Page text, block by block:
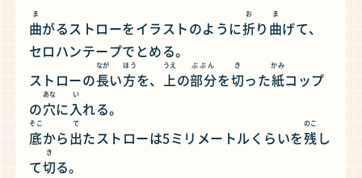
曲
ま
がるストローをイラストのように折
お
り 曲
ま
げて、
セロハンテープでとめる。
ストローの長
なが
い方
ほう
を、 上
うえ
の部分
ぶぶん
を切
き
った紙
かみ
コップ
の穴
あな
に入
い
れる。
底
そこ
から出
で
たストローは5ミリメートルくらいを残
のこ
し
て切
き
る。